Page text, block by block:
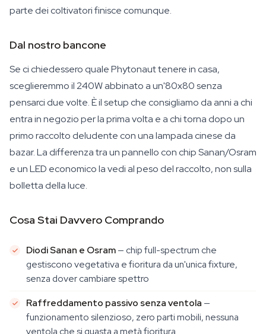
parte dei coltivatori finisce comunque.
Dal nostro bancone
Se ci chiedessero quale Phytonaut tenere in casa,
sceglieremmo il 240W abbinato a un'80x80 senza
pensarci due volte. È il setup che consigliamo da anni a chi
entra in negozio per la prima volta e a chi torna dopo un
primo raccolto deludente con una lampada cinese da
bazar. La differenza tra un pannello con chip Sanan/Osram
e un LED economico la vedi al peso del raccolto, non sulla
bolletta della luce.
Cosa Stai Davvero Comprando
Diodi Sanan e Osram— chip full-spectrum che
gestiscono vegetativa e fioritura da un'unica fixture,
senza dover cambiare spettro
Raffreddamento passivo senza ventola —
funzionamento silenzioso, zero parti mobili, nessuna
ventola che si guasta a metà fioritura